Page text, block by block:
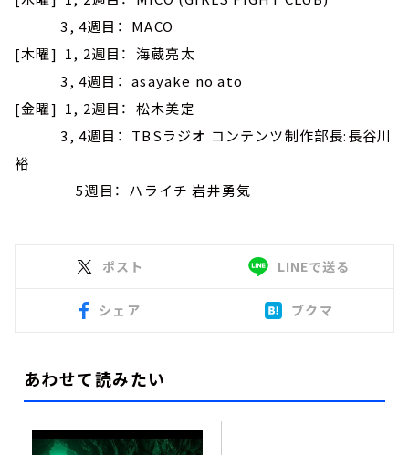
3, 4週目： MACO
[木曜] 1, 2週目： 海蔵亮太
3, 4週目： asayake no ato
[金曜] 1, 2週目： 松木美定
3, 4週目： TBSラジオ コンテンツ制作部長:長谷川
裕
5週目： ハライチ 岩井勇気
ポスト LINEで送る
シェア ブクマ
あわせて読みたい